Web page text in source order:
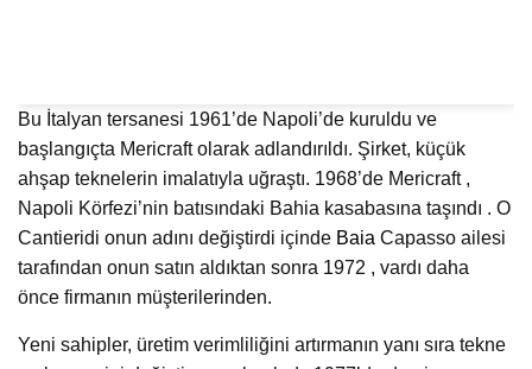
Bu İtalyan tersanesi 1961’de Napoli’de kuruldu ve
başlangıçta Mericraft olarak adlandırıldı. Şirket, küçük
ahşap teknelerin imalatıyla uğraştı. 1968’de Mericraft ,
Napoli Körfezi’nin batısındaki Bahia kasabasına taşındı . O
Cantieridi onun adını değiştirdi içinde Baia Capasso ailesi
tarafından onun satın aldıktan sonra 1972 , vardı daha
önce firmanın müşterilerinden.
Yeni sahipler, üretim verimliliğini artırmanın yanı sıra tekne